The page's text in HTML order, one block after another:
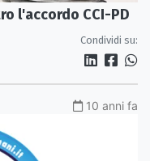
l'accordo CCI-PD
Condividi su:
10 anni fa